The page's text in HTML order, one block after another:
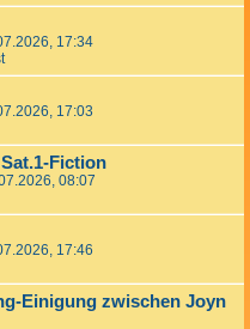
17:34
17:03
Fiction
08:07
17:46
Einigung zwischen Joyn